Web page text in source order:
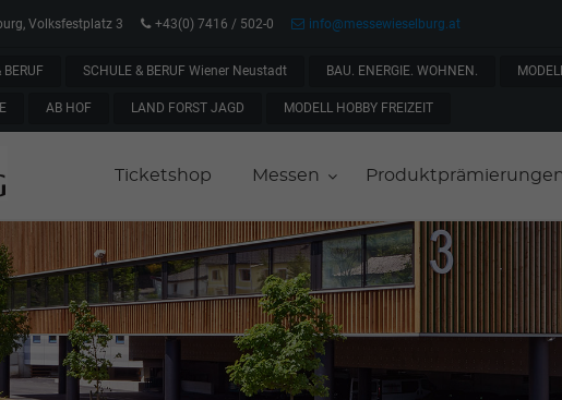
Volksfestplatz 3 +43(0) 7416 / 502-0 info@messewieselburg.at
BERUF SCHULE & BERUF Wiener Neustadt BAU. ENERGIE. WOHNEN.
AB HOF LAND FORST JAGD MODELL HOBBY FREIZEIT
Ticketshop Messen